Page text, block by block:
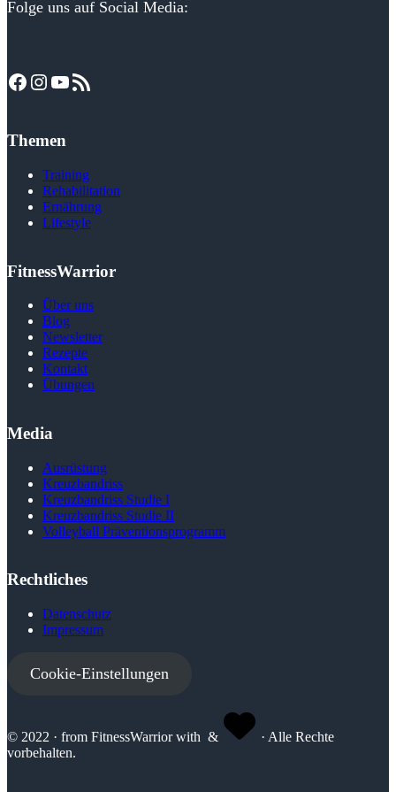
Folge uns auf Social Media:
Facebook Instagram YouTube RSS-Feed
Themen
Training
Rehabilitation
Ernährung
Lifestyle
FitnessWarrior
Über uns
Blog
Newsletter
Rezepte
Kontakt
Übungen
Media
Ausrüstung
Kreuzbandriss
Kreuzbandriss Studie I
Kreuzbandriss Studie II
Volleyball Präventions­programm
Rechtliches
Datenschutz
Impressum
Cookie-Einstellungen
© 2022 · from FitnessWarrior with &
· Alle Rechte
vorbehalten.